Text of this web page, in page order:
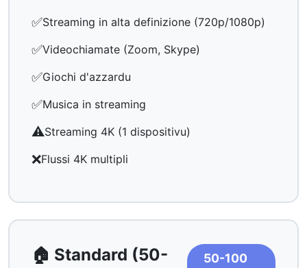
✅Streaming in alta definizione (720p/1080p)
✅Videochiamate (Zoom, Skype)
✅Giochi d'azzardu
✅Musica in streaming
⚠️Streaming 4K (1 dispositivu)
❌Flussi 4K multipli
🏠 Standard (50-
50-100